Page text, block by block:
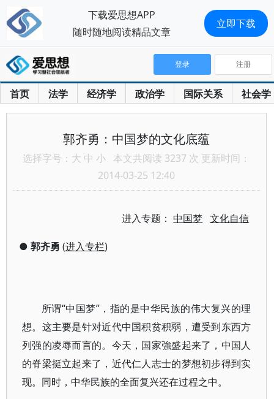
首页 法学 经济学 政治学 国际关系 社会学
登录 注册
郭齐勇：中国梦的文化底蕴
选择字号： 大 中 小 本文共阅读 3237 次 更新时间：
2014-03-25 12:40
进入专题：中国梦 文化自信
● 郭齐勇 (进入专栏)
所谓“中国梦”，指的是中华民族的伟大复兴的理
想。这主要是针对近代中国积贫积弱，遭受到东西方
列强的凌辱而言的。今天，国家強盛起来了，中国人
的脊梁挺立起来了，近代仁人志士的梦想初步得到实
现。同时，中华民族的全面复兴还在过程之中。
下载爱思想APP
随时随地阅读精品文章
立即下载